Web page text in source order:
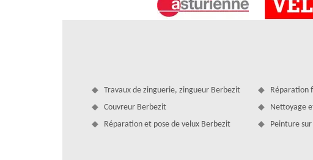
Etanchéité toit terrasse
nettoyage de toit consiste à enlever toutes salissures et déchets
également de toiture, notre équipe s’occupe de son nettoyage.
Travaux de zinguerie, zingueur Berbezit
Couvreur Berbezit
Réparation et pose de velux Berbezit
Réparation
Nettoyage
Peinture